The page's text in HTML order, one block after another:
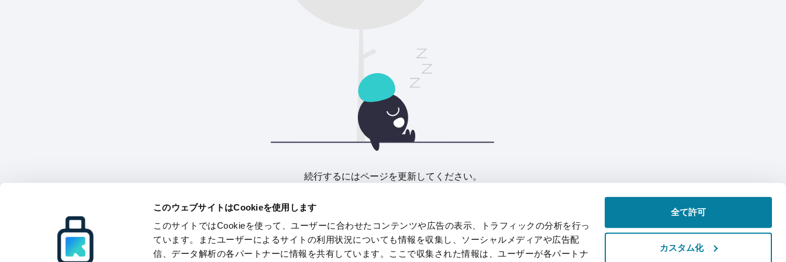
このウェブサイトはCookieを使用します
このサイトではCookieを使って、ユーザーに合わせたコンテンツや広告の表示、トラフィックの分析を行っ
ています。またユーザーによるサイトの利用状況についても情報を収集し、ソーシャルメディアや広告配
信、データ解析の各パートナーに情報を共有しています。ここで収集された情報は、ユーザーが各パートナ
全て許可
カスタム化
続行するにはページを更新してください。